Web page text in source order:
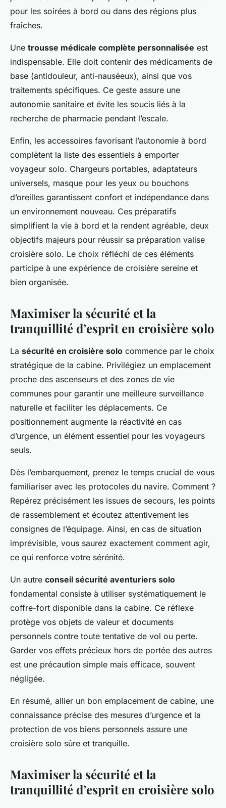
pour les soirées à bord ou dans des régions plus
fraîches.
Une trousse médicale complète personnalisée est
indispensable. Elle doit contenir des médicaments de
base (antidouleur, anti-nauséeux), ainsi que vos
traitements spécifiques. Ce geste assure une
autonomie sanitaire et évite les soucis liés à la
recherche de pharmacie pendant l’escale.
Enfin, les accessoires favorisant l’autonomie à bord
complètent la liste des essentiels à emporter
voyageur solo. Chargeurs portables, adaptateurs
universels, masque pour les yeux ou bouchons
d’oreilles garantissent confort et indépendance dans
un environnement nouveau. Ces préparatifs
simplifient la vie à bord et la rendent agréable, deux
objectifs majeurs pour réussir sa préparation valise
croisière solo. Le choix réfléchi de ces éléments
participe à une expérience de croisière sereine et
bien organisée.
Maximiser la sécurité et la
tranquillité d’esprit en croisière solo
La sécurité en croisière solo commence par le choix
stratégique de la cabine. Privilégiez un emplacement
proche des ascenseurs et des zones de vie
communes pour garantir une meilleure surveillance
naturelle et faciliter les déplacements. Ce
positionnement augmente la réactivité en cas
d’urgence, un élément essentiel pour les voyageurs
seuls.
Dès l’embarquement, prenez le temps crucial de vous
familiariser avec les protocoles du navire. Comment ?
Repérez précisément les issues de secours, les points
de rassemblement et écoutez attentivement les
consignes de l’équipage. Ainsi, en cas de situation
imprévisible, vous saurez exactement comment agir,
ce qui renforce votre sérénité.
Un autre conseil sécurité aventuriers solo
fondamental consiste à utiliser systématiquement le
coffre-fort disponible dans la cabine. Ce réflexe
protège vos objets de valeur et documents
personnels contre toute tentative de vol ou perte.
Garder vos effets précieux hors de portée des autres
est une précaution simple mais efficace, souvent
négligée.
En résumé, allier un bon emplacement de cabine, une
connaissance précise des mesures d’urgence et la
protection de vos biens personnels assure une
croisière solo sûre et tranquille.
Maximiser la sécurité et la
tranquillité d’esprit en croisière solo